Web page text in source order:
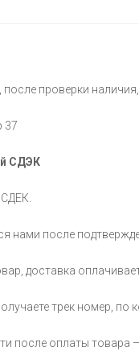
проверки
37
СДЭК
нами после
доставка
трек номер,
после оплаты товара —